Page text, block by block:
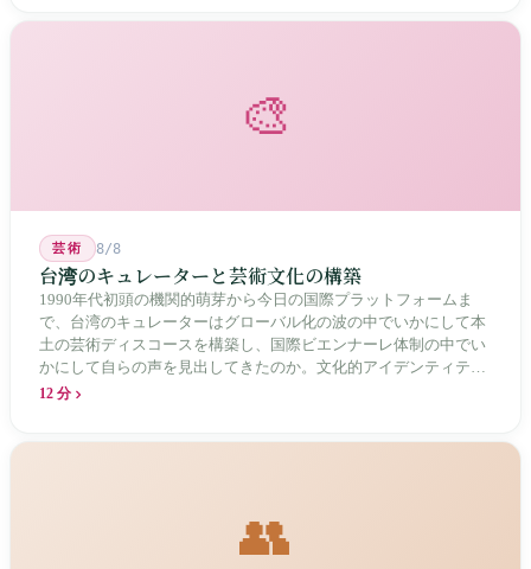
🎨
芸術 8/8
台湾のキュレーターと芸術文化の構築
1990年代初頭の機関的萌芽から今日の国際プラットフォームま
で、台湾のキュレーターはグローバル化の波の中でいかにして本
土の芸術ディスコースを構築し、国際ビエンナーレ体制の中でい
かにして自らの声を見出してきたのか。文化的アイデンティティ
と専門的制度の30年にわたる進化の歴史。
12 分
👥